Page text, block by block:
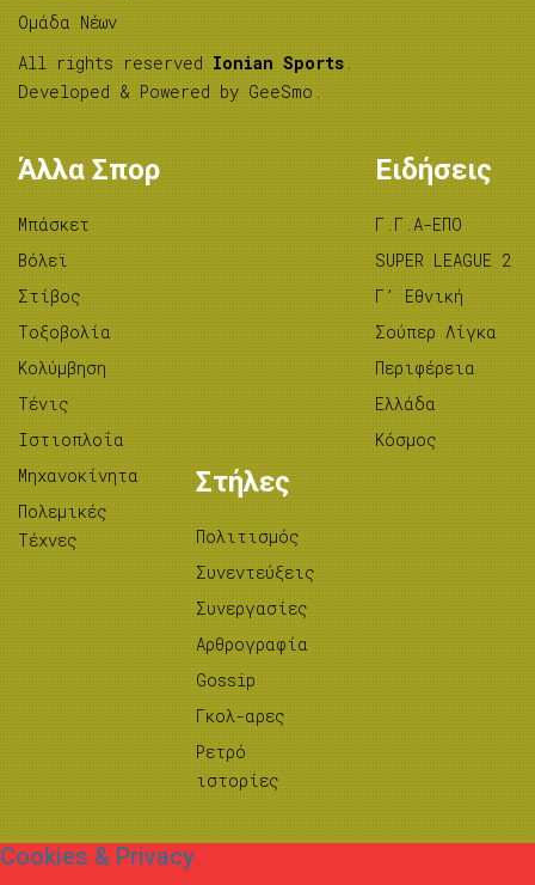
Ομάδα Νέων
All rights reserved Ionian Sports .
Developed & Powered by GeeSmo .
Άλλα Σπορ
Μπάσκετ
Βόλεϊ
Στίβος
Tοξοβολία
Κολύμβηση
Τένις
Ιστιοπλοΐα
Μηχανοκίνητα
Πολεμικές
Τέχνες
Ειδήσεις
Γ.Γ.Α-ΕΠΟ
SUPER LEAGUE 2
Γ’ Εθνική
Σούπερ Λίγκα
Περιφέρεια
Ελλάδα
Κόσμος
Στήλες
Πολιτισμός
Συνεντεύξεις
Συνεργασίες
Αρθρογραφία
Gossip
Γκολ-αρες
Ρετρό
ιστορίες
Cookies & Privacy